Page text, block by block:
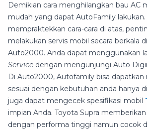
Demikian cara menghilangkan bau AC
mudah yang dapat AutoFamily lakukan.
mempraktekkan cara-cara di atas,
melakukan servis mobil secara berkala
Auto2000. Anda dapat menggunakan
Service dengan mengunjungi Auto
Di Auto2000, Autofamily bisa dapatkan
sesuai dengan kebutuhan anda hanya
juga dapat mengecek spesifikasi mobil
impian Anda. Toyota Supra
dengan performa tinggi namun cocok